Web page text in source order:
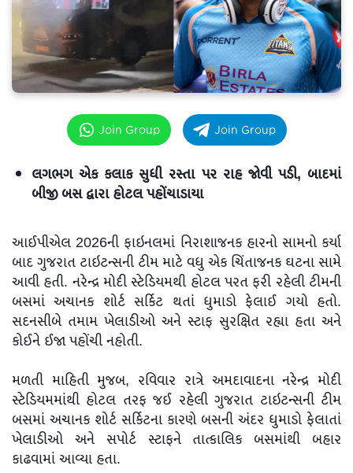
Join Group Join Group
લગભગ એક કલાક સુધી રસ્તા પર રાહ જોવી પડી, બાદમાં
બીજી બસ દ્વારા હોટલ પહોંચાડાયા
આઈપીએલ 2026ની ફાઇનલમાં નિરાશાજનક હારનો સામનો કર્યા
બાદ ગુજરાત ટાઇટન્સની ટીમ માટે વધુ એક ચિંતાજનક ઘટના સામે
આવી હતી. નરેન્દ્ર મોદી સ્ટેડિયમથી હોટલ પરત ફરી રહેલી ટીમની
બસમાં અચાનક શોર્ટ સર્કિટ થતાં ધુમાડો ફેલાઈ ગયો હતો.
સદનસીબે તમામ ખેલાડીઓ અને સ્ટાફ સુરક્ષિત રહ્યા હતા અને
કોઈને ઈજા પહોંચી નહોતી.
મળતી માહિતી મુજબ, રવિવાર રાત્રે અમદાવાદના નરેન્દ્ર મોદી
સ્ટેડિયમમાંથી હોટલ તરફ જઈ રહેલી ગુજરાત ટાઇટન્સની ટીમ
બસમાં અચાનક શોર્ટ સર્કિટના કારણે બસની અંદર ધુમાડો ફેલાતાં
ખેલાડીઓ અને સપોર્ટ સ્ટાફને તાત્કાલિક બસમાંથી બહાર
કાઢવામાં આવ્યા હતા.